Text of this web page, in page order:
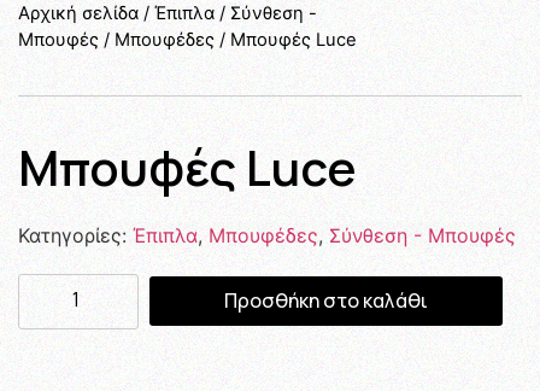
Αρχική σελίδα / Έπιπλα/Σύνθεση -
Μπουφές / Μπουφέδες/ Μπουφές Luce
Μπουφές Luce
Κατηγορίες:Έπιπλα, Μπουφέδες, Σύνθεση - Μπουφές
Προσθήκη στο καλάθι